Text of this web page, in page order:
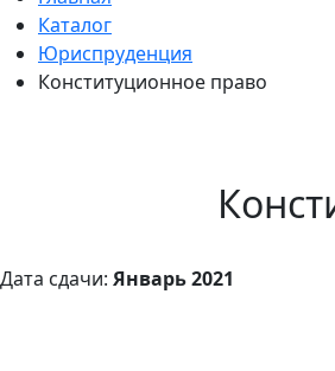
Каталог
Юриспруденция
Конституционное право
Дата сдачи: Январь 2021